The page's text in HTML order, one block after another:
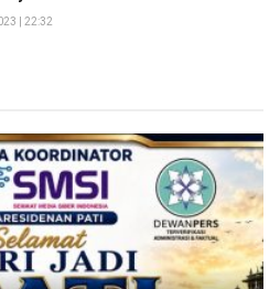
| 22:32